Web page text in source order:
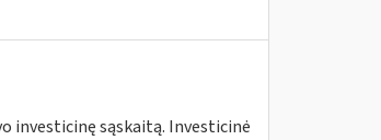
investicinę sąskaitą. Investicinė